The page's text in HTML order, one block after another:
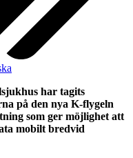
har tagits
på den nya K-flygeln
som ger möjlighet att
mobilt bredvid